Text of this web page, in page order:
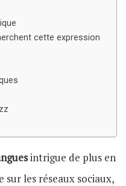
cette expression
intrigue de plus en
sur les réseaux sociaux,